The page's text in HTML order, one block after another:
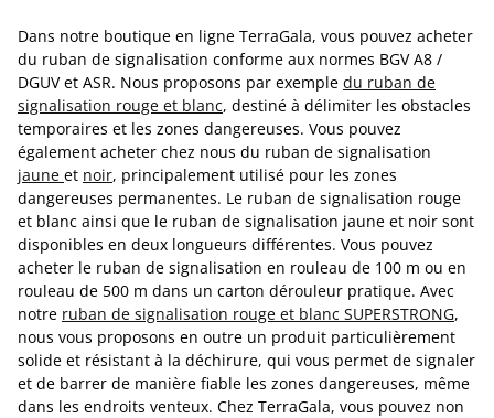
Dans notre boutique en ligne TerraGala, vous pouvez acheter
du ruban de signalisation conforme aux normes BGV A8 /
DGUV et ASR. Nous proposons par exemple du ruban de
signalisation rouge et blanc, destiné à délimiter les obstacles
temporaires et les zones dangereuses. Vous pouvez
également acheter chez nous du ruban de signalisation
jaune et noir, principalement utilisé pour les zones
dangereuses permanentes. Le ruban de signalisation rouge
et blanc ainsi que le ruban de signalisation jaune et noir sont
disponibles en deux longueurs différentes. Vous pouvez
acheter le ruban de signalisation en rouleau de 100 m ou en
rouleau de 500 m dans un carton dérouleur pratique. Avec
notre ruban de signalisation rouge et blanc SUPERSTRONG,
nous vous proposons en outre un produit particulièrement
solide et résistant à la déchirure, qui vous permet de signaler
et de barrer de manière fiable les zones dangereuses, même
dans les endroits venteux. Chez TerraGala, vous pouvez non